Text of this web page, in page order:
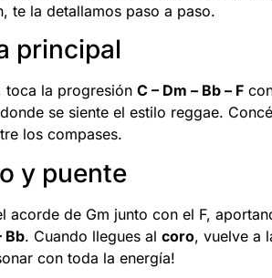
te la detallamos paso a paso.
principal
toca la progresión C – Dm – Bb – F
se siente el estilo reggae.
los compases.
y puente
acorde de Gm junto con el F,
Bb. Cuando llegues al coro, vuelve a
con toda la energía!